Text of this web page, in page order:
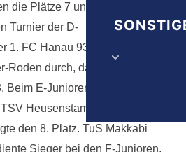
B-Jugend
E-Jugend
Damen 1.
die Plätze 7 und 8. Beim
Turnier der D-
1. FC Hanau 93 im Finale
Roden durch, das Team der
Beim E-Juniorenturnier gewann
Heusenstamm und SC
den 8. Platz. TuS Makkabi
Sieger bei den F-Junioren,